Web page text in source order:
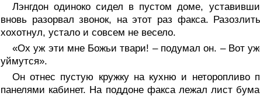
Лэнгдон одиноко сидел в пустом доме,
вновь разорвал звонок, на этот раз факса.
хохотнул, устало и совсем не весело.
«Ох уж эти мне Божьи твари! – подумал он. – Вот
уймутся».
Он отнес пустую кружку на кухню и
панелями кабинет. На поддоне факса лежал лист